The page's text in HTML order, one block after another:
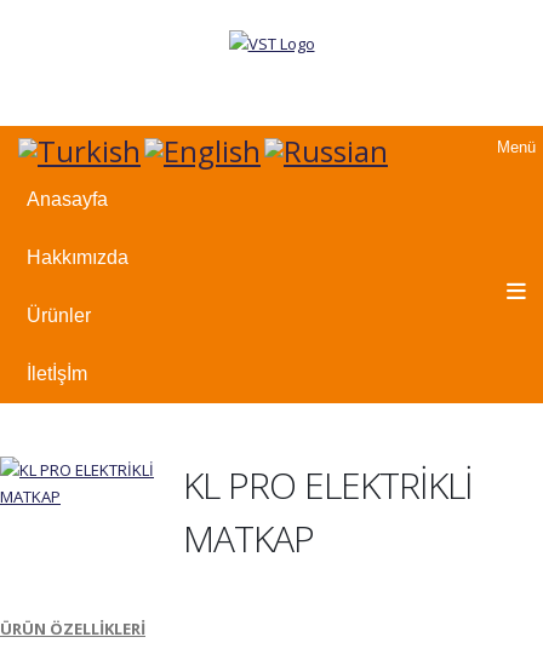
Menü
Anasayfa
Hakkımızda
Ürünler
İletİşİm
KL PRO ELEKTRİKLİ
MATKAP
ÜRÜN ÖZELLİKLERİ